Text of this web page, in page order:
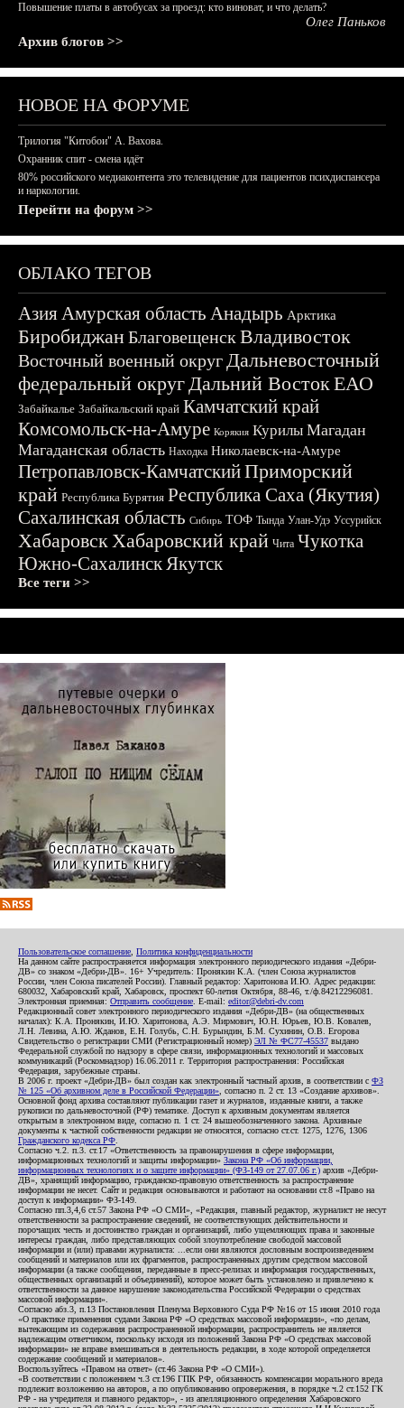
Повышение платы в автобусах за проезд: кто виноват, и что делать?
Олег Паньков
Архив блогов >>
НОВОЕ НА ФОРУМЕ
Трилогия "Китобои" А. Вахова.
Охранник спит - смена идёт
80% российского медиаконтента это телевидение для пациентов психдиспансера
и наркологии.
Перейти на форум >>
ОБЛАКО ТЕГОВ
АзияАмурская область Анадырь Арктика
БиробиджанБлаговещенскВладивосток
Восточный военный округДальневосточный
федеральный округДальний ВостокЕАО
Забайкалье Забайкальский край Камчатский край
Комсомольск-на-Амуре Корякия Курилы Магадан
Магаданская область Находка Николаевск-на-Амуре
Петропавловск-КамчатскийПриморский
край Республика Бурятия Республика Саха (Якутия)
Сахалинская область Сибирь ТОФ Тында Улан-Удэ Уссурийск
ХабаровскХабаровский край Чита Чукотка
Южно-СахалинскЯкутск
Все теги >>
Пользовательское соглашение Политика конфиденциальности
На данном сайте распространяется информация электронного периодического издания «Дебри-
ДВ» со знаком «Дебри-ДВ». 16+ Учредитель: Пронякин К.А. (член Союза журналистов
России, член Союза писателей России). Главный редактор: Харитонова И.Ю. Адрес редакции:
680032, Хабаровский край, Хабаровск, проспект 60-летия Октября, 88-46, т./ф.84212296081.
Электронная приемная: Отправить сообщение . E-mail: editor@debri-dv.com
Редакционный совет электронного периодического издания «Дебри-ДВ» (на общественных
началах): К.А. Пронякин, И.Ю. Харитонова, А.Э. Мирмович, Ю.Н. Юрьев, Ю.В. Ковалев,
Л.Н. Левина, А.Ю. Жданов, Е.Н. Голубь, С.Н. Бурындин, Б.М. Сухинин, О.В. Егорова
Свидетельство о регистрации СМИ (Регистрационный номер) ЭЛ № ФС77-45537 выдано
Федеральной службой по надзору в сфере связи, информационных технологий и массовых
коммуникаций (Роскомнадзор) 16.06.2011 г. Территория распространения: Российская
Федерация, зарубежные страны.
В 2006 г. проект «Дебри-ДВ» был создан как электронный частный архив, в соответствии с ФЗ
№ 125 «Об архивном деле в Российской Федерации» , согласно п. 2 ст. 13 «Создание архивов».
Основной фонд архива составляют публикации газет и журналов, изданные книги, а также
рукописи по дальневосточной (РФ) тематике. Доступ к архивным документам является
открытым в электронном виде, согласно п. 1 ст. 24 вышеобозначенного закона. Архивные
документы к частной собственности редакции не относятся, согласно ст.ст. 1275, 1276, 1306
Гражданского кодекса РФ
Согласно ч.2. п.3. ст.17 «Ответственность за правонарушения в сфере информации,
информационных технологий и защиты информации» Закона РФ «Об информации,
информационных технологиях и о защите информации» (ФЗ-149 от 27.07.06 г.) архив «Дебри-
ДВ», хранящий информацию, гражданско-правовую ответственность за распространение
информации не несет. Сайт и редакция основываются и работают на основании ст.8 «Право на
доступ к информации» ФЗ-149.
Согласно пп.3,4,6 ст.57 Закона РФ «О СМИ», «Редакция, главный редактор, журналист не несут
ответственности за распространение сведений, не соответствующих действительности и
порочащих честь и достоинство граждан и организаций, либо ущемляющих права и законные
интересы граждан, либо представляющих собой злоупотребление свободой массовой
информации и (или) правами журналиста: ...если они являются дословным воспроизведением
сообщений и материалов или их фрагментов, распространенных другим средством массовой
информации (а также сообщения, переданные в пресс-релизах и информация государственных,
общественных организаций и объединений), которое может быть установлено и привлечено к
ответственности за данное нарушение законодательства Российской Федерации о средствах
массовой информации».
Согласно абз.3, п.13 Постановления Пленума Верховного Суда РФ №16 от 15 июня 2010 года
«О практике применения судами Закона РФ «О средствах массовой информации», «по делам,
вытекающим из содержания распространенной информации, распространитель не является
надлежащим ответчиком, поскольку исходя из положений Закона РФ «О средствах массовой
информации» не вправе вмешиваться в деятельность редакции, в ходе которой определяется
содержание сообщений и материалов».
Воспользуйтесь «Правом на ответ» (ст.46 Закона РФ «О СМИ»).
«В соответствии с положением ч.3 ст.196 ГПК РФ, обязанность компенсации морального вреда
подлежит возложению на авторов, а по опубликованию опровержения, в порядке ч.2 ст.152 ГК
РФ - на учредителя и главного редактор», - из апелляционного определения Хабаровского